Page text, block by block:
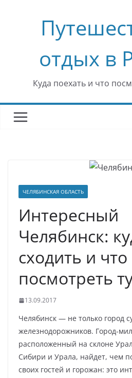
содержимому
отдых в
Куда поехать и что
ЧЕЛЯБИНСКАЯ ОБЛАСТЬ
Интересный
Челябинск:
сходить и что
посмотреть
13.09.2017
Челябинск — не только город
железнодорожников. Город-
расположенный на склоне
Сибири и Урала, найдет, чем
своих гостей и горожан: это